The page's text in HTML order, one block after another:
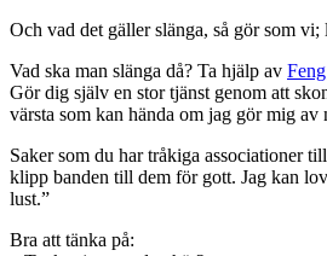
Och vad det gäller slänga, så gör som
Vad ska man slänga då? Ta hjälp av
Gör dig själv en stor tjänst genom att
värsta som kan hända om jag gör mig av
Saker som du har tråkiga associationer
klipp banden till dem för gott. Jag kan
lust.”
Bra att tänka på: